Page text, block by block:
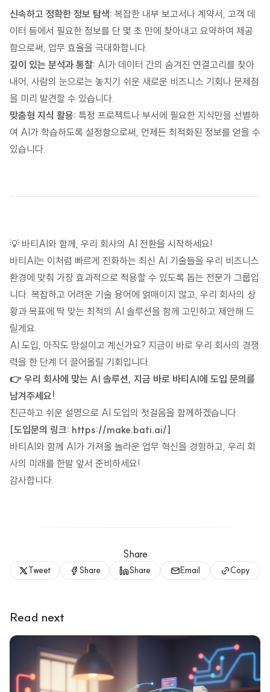
신속하고 정확한 정보 탐색: 복잡한 내부 보고서나 계약서, 고객 데
이터 등에서 필요한 정보를 단 몇 초 만에 찾아내고 요약하여 제공
함으로써, 업무 효율을 극대화합니다.
깊이 있는 분석과 통찰: AI가 데이터 간의 숨겨진 연결고리를 찾아
내어, 사람의 눈으로는 놓치기 쉬운 새로운 비즈니스 기회나 문제점
을 미리 발견할 수 있습니다.
맞춤형 지식 활용: 특정 프로젝트나 부서에 필요한 지식만을 선별하
여 AI가 학습하도록 설정함으로써, 언제든 최적화된 정보를 얻을 수
있습니다.
💡 바티AI와 함께, 우리 회사의 AI 전환을 시작하세요!
바티AI는 이처럼 빠르게 진화하는 최신 AI 기술들을 우리 비즈니스
환경에 맞춰 가장 효과적으로 적용할 수 있도록 돕는 전문가 그룹입
니다. 복잡하고 어려운 기술 용어에 얽매이지 않고, 우리 회사의 상
황과 목표에 딱 맞는 최적의 AI 솔루션을 함께 고민하고 제안해 드
릴게요.
AI 도입, 아직도 망설이고 계신가요? 지금이 바로 우리 회사의 경쟁
력을 한 단계 더 끌어올릴 기회입니다.
👉 우리 회사에 맞는 AI 솔루션, 지금 바로 바티AI에 도입 문의를
남겨주세요!
친근하고 쉬운 설명으로 AI 도입의 첫걸음을 함께하겠습니다.
[도입문의 링크: https://make.bati.ai/]
바티AI와 함께 AI가 가져올 놀라운 업무 혁신을 경험하고, 우리 회
사의 미래를 한발 앞서 준비하세요!
감사합니다.
Share
Tweet Share Share Email Copy
Read next